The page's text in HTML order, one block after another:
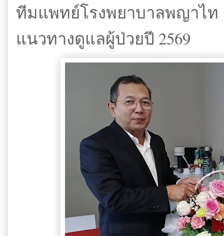
ทีมแพทย์โรงพยาบาลพญาไท
แนวทางดูแลผู้ป่วยปี 2569